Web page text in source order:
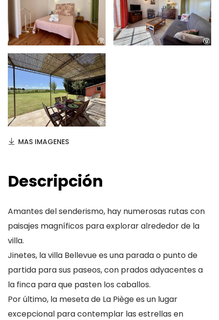
MAS IMAGENES
Descripción
Amantes del senderismo, hay numerosas rutas con
paisajes magníficos para explorar alrededor de la
villa.
Jinetes, la villa Bellevue es una parada o punto de
partida para sus paseos, con prados adyacentes a
la finca para que pasten los caballos.
Por último, la meseta de La Piège es un lugar
excepcional para contemplar las estrellas en